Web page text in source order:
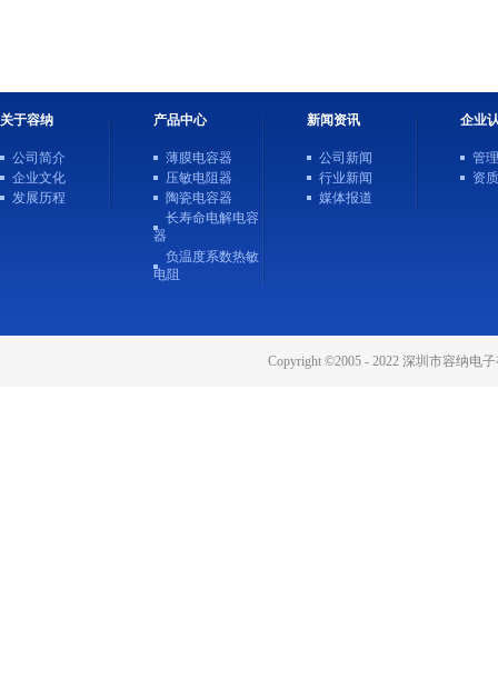
关于容纳
公司简介
企业文化
发展历程
产品中心
薄膜电容器
压敏电阻器
陶瓷电容器
长寿命电解电容
器
负温度系数热敏
电阻
新闻资讯
公司新闻
行业新闻
媒体报道
企业
管
资
Copyright ©2005 - 2022 深圳市容纳电